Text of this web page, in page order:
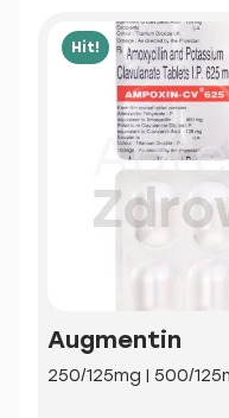
Hit!
Augmentin
250/125mg | 500/